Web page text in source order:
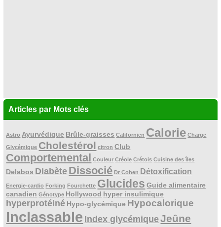
Articles par Mots clés
Astro Ayurvédique Brûle-graisses Californien Calorie Charge
Glycémique Cholestérol citron Club
Comportemental Couleur Créole Crétois Cuisine des îles
Delabos Diabète Dissocié Dr Cohen Détoxification
Energie-cardio Forking Fourchette Glucides Guide alimentaire
canadien Génotype Hollywood hyper insulimique
hyperprotéiné Hypo-glycémique Hypocalorique
Inclassable Index glycémiqueJeûne